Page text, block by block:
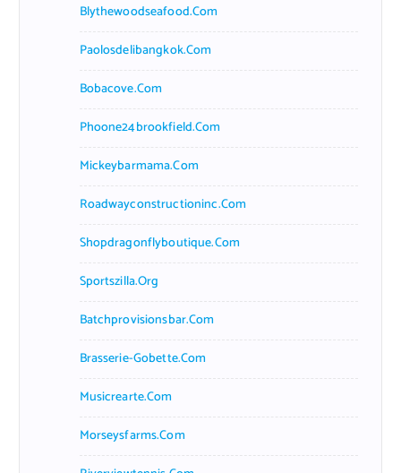
Blythewoodseafood.com
Paolosdelibangkok.com
Bobacove.com
Phoone24brookfield.com
Mickeybarmama.com
Roadwayconstructioninc.com
Shopdragonflyboutique.com
Sportszilla.org
Batchprovisionsbar.com
Brasserie-Gobette.com
Musicrearte.com
Morseysfarms.com